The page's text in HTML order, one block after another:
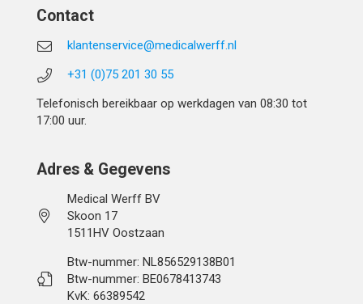
Contact
klantenservice@medicalwerff.nl
+31 (0)75 201 30 55
Telefonisch bereikbaar op werkdagen van 08:30 tot
17:00 uur.
Adres & Gegevens
Medical Werff BV
Skoon 17
1511HV Oostzaan
Btw-nummer: NL856529138B01
Btw-nummer: BE0678413743
KvK: 66389542